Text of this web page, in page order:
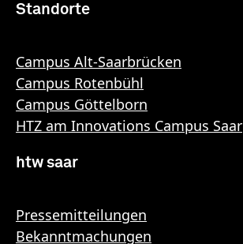
Standorte
Campus Alt-Saarbrücken
Campus Rotenbühl
Campus Göttelborn
HTZ am Innovations Campus Saar
htw saar
Pressemitteilungen
Bekanntmachungen